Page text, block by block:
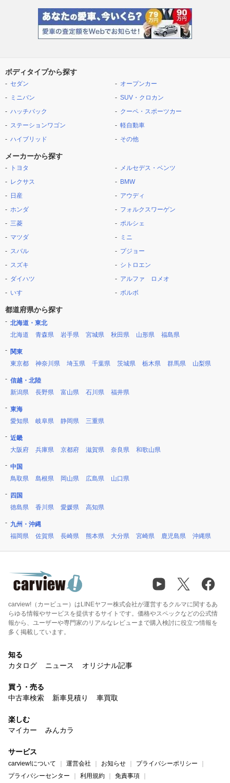
ボディタイプから探す
セダン
ミニバン
ハッチバック
ステーションワゴン
ハイブリッド
オープンカー
SUV・クロカン
クーペ・スポーツカー
軽自動車
その他
メーカーから探す
トヨタ
レクサス
日産
ホンダ
三菱
マツダ
スバル
スズキ
ダイハツ
いすゞ
メルセデス・ベンツ
BMW
アウディ
フォルクスワーゲン
ポルシェ
ミニ
プジョー
シトロエン
アルファ ロメオ
ボルボ
都道府県から探す
北海道・東北
北海道
青森県 岩手県 宮城県 秋田県 山形県 福島県
関東
東京都
神奈川県 埼玉県 千葉県 茨城県 栃木県 群馬県 山梨県
信越・北陸
新潟県
長野県 富山県 石川県 福井県
東海
愛知県
岐阜県 静岡県 三重県
近畿
大阪府
兵庫県 京都府 滋賀県 奈良県 和歌山県
中国
鳥取県
島根県 岡山県 広島県 山口県
四国
徳島県
香川県 愛媛県 高知県
九州・沖縄
福岡県
佐賀県 長崎県 熊本県 大分県 宮崎県 鹿児島県 沖縄県
carview!（カービュー）はLINEヤフー株式会社が運営するクルマに関するあ
らゆる情報やサービスを提供するサイトです。価格やスペックなどの公式情
報から、ユーザーや専門家のリアルなレビューまで購入検討に役立つ情報を
多く掲載しています。
知る
カタログ
ニュース オリジナル記事
買う・売る
中古車検索
新車見積り 車買取
楽しむ
マイカー
みんカラ
サービス
carview!について 運営会社 お知らせ
プライバシーポリシー
プライバシーセンター
利用規約 免責事項